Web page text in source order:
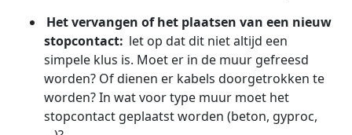
Het vervangen of het plaatsen van een nieuw
stopcontact: let op dat dit niet altijd een
simpele klus is. Moet er in de muur gefreesd
worden? Of dienen er kabels doorgetrokken te
worden? In wat voor type muur moet het
stopcontact geplaatst worden (beton, gyproc,